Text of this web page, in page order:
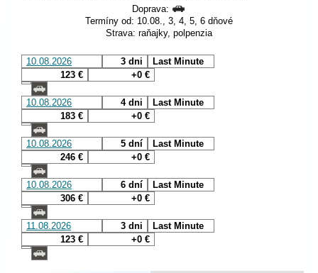
Doprava:
Termíny od: 10.08., 3, 4, 5, 6 dňové
Strava: raňajky, polpenzia
10.08.2026 3 dni
Last Minute
123 €
+0 €
10.08.2026 4 dni
Last Minute
183 €
+0 €
10.08.2026 5 dní
Last Minute
246 €
+0 €
10.08.2026 6 dní
Last Minute
306 €
+0 €
11.08.2026 3 dni
Last Minute
123 €
+0 €